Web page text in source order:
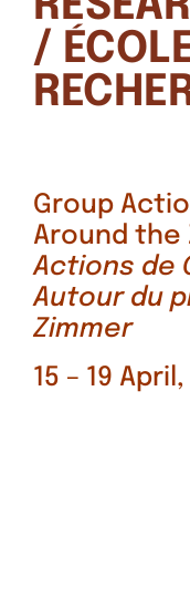
/
Group
Around the
Actions de
Autour du
Zimmer
15 – 19